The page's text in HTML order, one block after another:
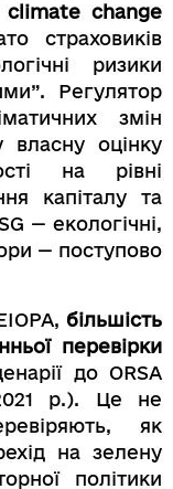
change
страховиків
ризики
Регулятор
змін
власну оцінку
на рівні
капіталу та
— екологічні,
— поступово
більшість
перевірки
до ORSA
р.). Це не
як
на зелену
політики